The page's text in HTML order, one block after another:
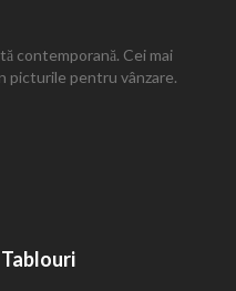
contemporană. Cei mai
picturile pentru vânzare.
Tablouri